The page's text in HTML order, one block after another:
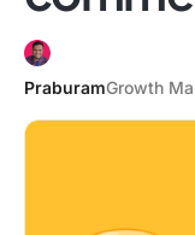
PraburamGrowth